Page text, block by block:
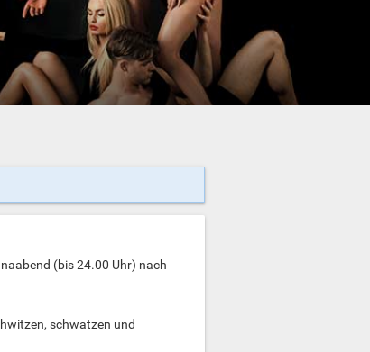
(bis 24.00 Uhr) nach
schwatzen und